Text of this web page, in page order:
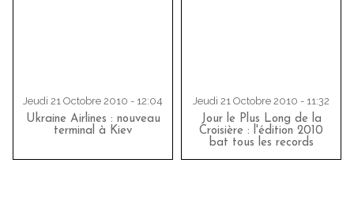
Jeudi 21 Octobre 2010 - 12:04
Ukraine Airlines : nouveau
terminal à Kiev
Jeudi 21 Octobre 2010 - 11:32
Jour le Plus Long de la
Croisière : l'édition 2010
bat tous les records